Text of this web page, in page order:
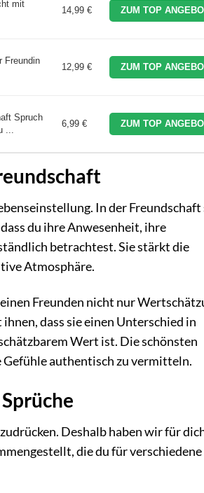
mit
14,99 € ZUM TOP
Freundin
12,99 € ZUM TOP
Spruch
...
6,99 € ZUM TOP
In der
du ihre Anwesenheit, ihre
betrachtest. Sie stärkt die
Atmosphäre.
Freunden nicht nur
dass sie einen Unterschied in
Wert ist. Die schönsten
Gefühle authentisch zu vermitteln.
Deshalb haben wir für
die du für verschiedene